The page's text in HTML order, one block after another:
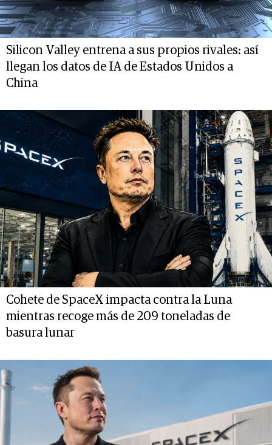
Silicon Valley entrena a sus propios rivales: así
llegan los datos de IA de Estados Unidos a
China
Cohete de SpaceX impacta contra la Luna
mientras recoge más de 209 toneladas de
basura lunar